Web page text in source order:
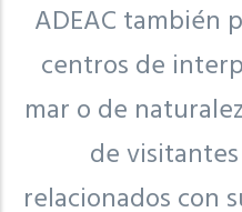
ADEAC también
centros de
mar o de
de
relacionados con